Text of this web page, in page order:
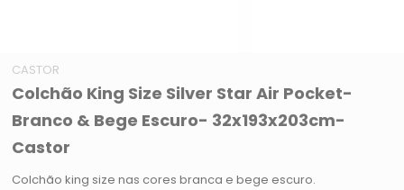
CASTOR
Colchão King Size Silver Star Air Pocket-
Branco & Bege Escuro- 32x193x203cm-
Castor
Colchão king size nas cores branca e bege escuro.